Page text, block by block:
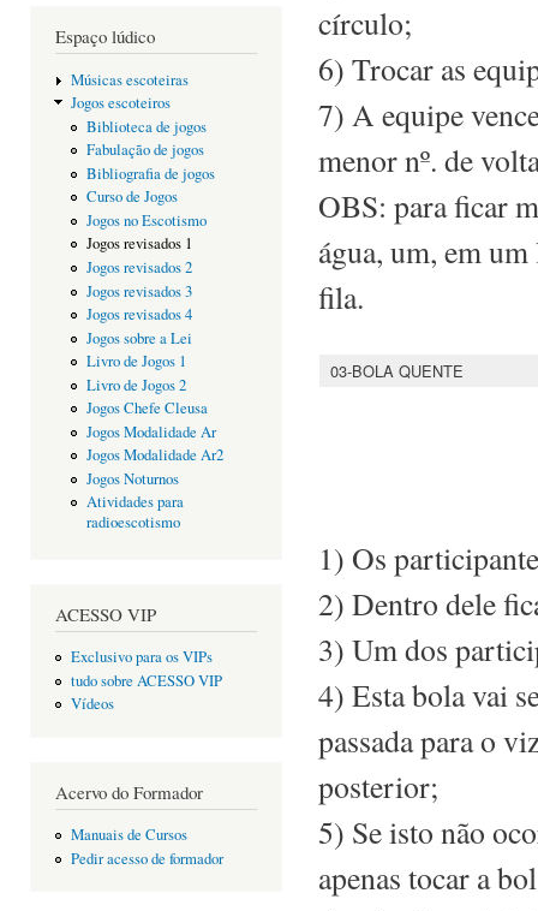
Espaço lúdico
Músicas escoteiras
Jogos escoteiros
Biblioteca de jogos
Fabulação de jogos
Bibliografia de jogos
Curso de Jogos
Jogos no Escotismo
Jogos revisados 1
Jogos revisados 2
Jogos revisados 3
Jogos revisados 4
Jogos sobre a Lei
Livro de Jogos 1
Livro de Jogos 2
Jogos Chefe Cleusa
Jogos Modalidade Ar
Jogos Modalidade Ar2
Jogos Noturnos
Atividades para
radioescotismo
ACESSO VIP
Exclusivo para os VIPs
tudo sobre ACESSO VIP
Vídeos
Acervo do Formador
Manuais de Cursos
Pedir acesso de formador
círculo;
6) Trocar as
7) A equipe
menor nº. de
OBS: para ficar
água, um, em
fila.
03-BOLA QUENTE
1) Os
2) Dentro dele
3) Um dos
4) Esta bola vai
passada para o
posterior;
5) Se isto não
apenas tocar a